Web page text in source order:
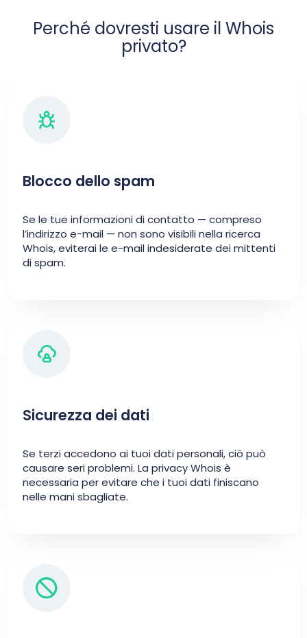
Perché dovresti usare il Whois
privato?
Blocco dello spam
Se le tue informazioni di contatto — compreso
l’indirizzo e-mail — non sono visibili nella ricerca
Whois, eviterai le e-mail indesiderate dei mittenti
di spam.
Sicurezza dei dati
Se terzi accedono ai tuoi dati personali, ciò può
causare seri problemi. La privacy Whois è
necessaria per evitare che i tuoi dati finiscano
nelle mani sbagliate.